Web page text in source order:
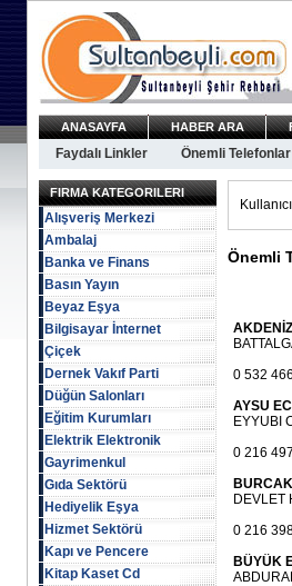
ANASAYFA HABER ARA
Faydalı Linkler Önemli Telefonlar
FIRMA KATEGORILERI
Alışveriş Merkezi
Ambalaj
Banka ve Finans
Basın Yayın
Beyaz Eşya
Bilgisayar İnternet
Çiçek
Dernek Vakıf Parti
Düğün Salonları
Eğitim Kurumları
Elektrik Elektronik
Gayrimenkul
Gıda Sektörü
Hediyelik Eşya
Hizmet Sektörü
Kapı ve Pencere
Kitap Kaset Cd
Önemli
0 532
AYSU
EYYUBI
0 216
DEVLET
0 216
BÜYÜK